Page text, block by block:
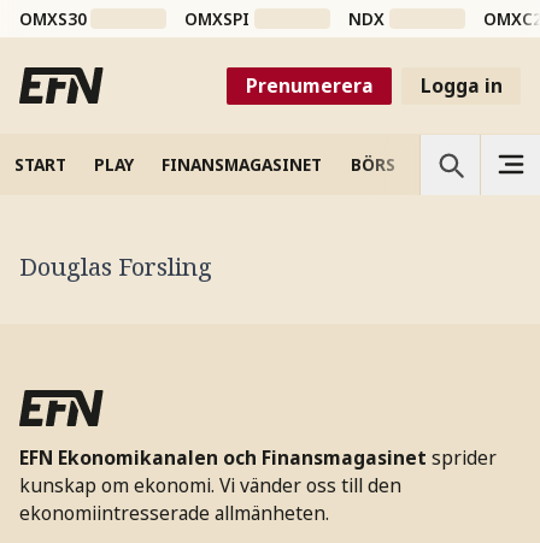
OMXS30 OMXSPI NDX
Prenumerera Logga in
START PLAY FINANSMAGASINET BÖRS VETENSKAP
Douglas Forsling
EFN Ekonomikanalen och Finansmagasinet sprider
kunskap om ekonomi. Vi vänder oss till den
ekonomiintresserade allmänheten.